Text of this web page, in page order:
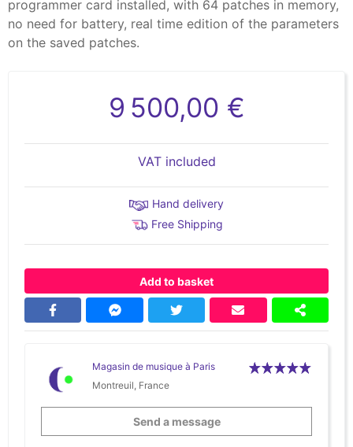
programmer card installed, with 64 patches in memory,
no need for battery, real time edition of the parameters
on the saved patches.
9 500,00 €
VAT included
Hand delivery
Free Shipping
Add to basket
Magasin de musique à Paris
Montreuil, France
Send a message